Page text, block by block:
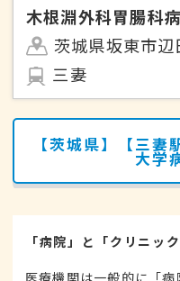
木根淵外科胃腸科
茨城県坂東市
三妻
【茨城県】【三妻
大学
「病院」と「クリニッ